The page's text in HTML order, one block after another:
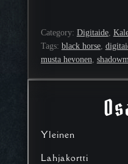
Yleinen
Lahjakortti
Category: Digitaide,
Tags: black horse,
musta hevonen